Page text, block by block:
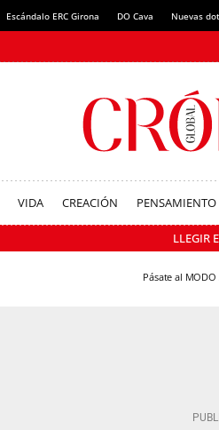
Escándalo ERC Girona DO Cava Nuevas
VIDA CREACIÓN PENSAMIENTO
LLEGIR
Pásate al MODO